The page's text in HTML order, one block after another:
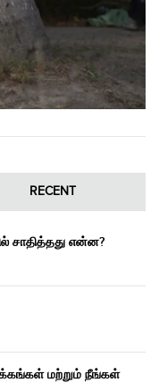
RECENT
சாதித்தது என்ன?
மற்றும் நீங்கள்